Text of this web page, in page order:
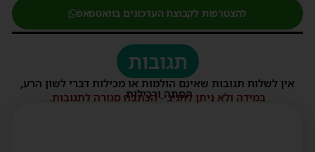
להצטרפות לקבוצת העדכונים בוואטסאפ
תגובות
אין לשלוח תגובות שאינם הולמות או מכילות דברי לשון הרע,
הסתה ורכילות.
במידה ולא ניתן להגיב - הכתבה סגורה לתגובות.